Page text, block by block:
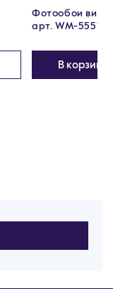
Фотообои
арт. WM-555V1
В корзину